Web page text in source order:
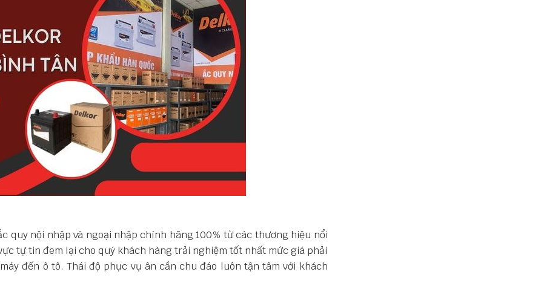
quy nội nhập và ngoại nhập chính hãng 100% từ các thương hiệu nổi
tự tin đem lại cho quý khách hàng trải nghiệm tốt nhất mức giá phải
đến ô tô. Thái độ phục vụ ân cần chu đáo luôn tận tâm với khách